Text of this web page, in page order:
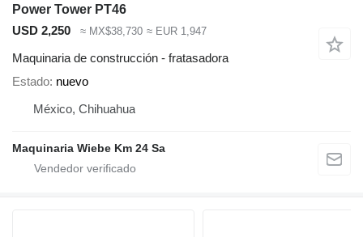
Power Tower PT46
USD 2,250
≈ MX$38,730 ≈ EUR 1,947
Maquinaria de construcción - fratasadora
Estado nuevo
México, Chihuahua
Maquinaria Wiebe Km 24 Sa